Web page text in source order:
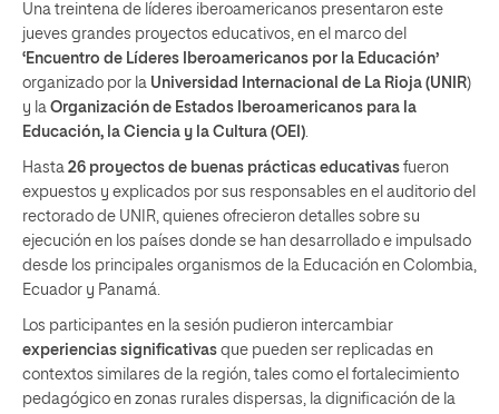
Una treintena de líderes iberoamericanos presentaron este
jueves grandes proyectos educativos, en el marco del
‘Encuentro de Líderes Iberoamericanos por la Educación’
organizado por la Universidad Internacional de La Rioja (UNIR)
y la Organización de Estados Iberoamericanos para la
Educación, la Ciencia y la Cultura (OEI)
Hasta 26 proyectos de buenas prácticas educativas fueron
expuestos y explicados por sus responsables en el auditorio del
rectorado de UNIR, quienes ofrecieron detalles sobre su
ejecución en los países donde se han desarrollado e impulsado
desde los principales organismos de la Educación en Colombia,
Ecuador y Panamá.
Los participantes en la sesión pudieron intercambiar
experiencias significativas que pueden ser replicadas en
contextos similares de la región, tales como el fortalecimiento
pedagógico en zonas rurales dispersas, la dignificación de la